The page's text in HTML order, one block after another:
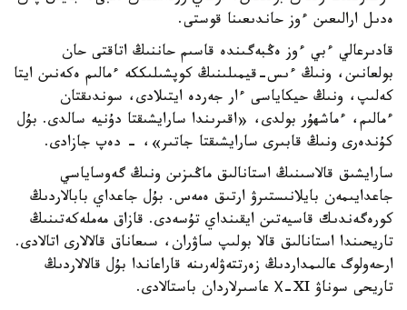
ەدىل ارالىعىن ءوز حاندىعىنا قوستى.
قادىرعالي ءبي ءوز ەڭبەگىندە قاسىم حاننىڭ اتاقتى حان
بولعانىن، ونىڭ ءىس-قيمىلىنىڭ كوپشىلىككە ءمالىم ەكەنىن ايتا
كەلىپ، ونىڭ حيكاياسى ءار جەردە ايتىلادى، سوندىقتان
ءمالىم، ءماشھۇر بولدى، «اقىرىندا سارايشىقتا دۇنيە سالدى. بۇل
كۇندەرى ونىڭ قابىرى سارايشىقتا جاتىر»، - دەپ جازادى.
سارايشىق قالاسىنىڭ استانالىق ماڭىزىن ونىڭ گەوساياسي
جاعدايىمەن بايلانىستىرۋ ارتىق ەمەس. بۇل جاعداي بابالاردىڭ
كورەگەندىك قاسيەتىن ايقىنداي تۇسەدى. قازاق مەملەكەتىنىڭ
تاريحىندا استانالىق قالا بولىپ ساۋران، سىعاناق قالالارى اتالادى.
ارحەولوگ عالىمداردىڭ زەرتتەۋلەرىنە قاراعاندا بۇل قالالاردىڭ
تاريحى سوناۋ Х-XI عاسىرلاردان باستالادى.